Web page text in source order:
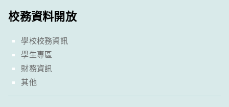
校務資料開放
學校校務資訊
學生專區
財務資訊
其他